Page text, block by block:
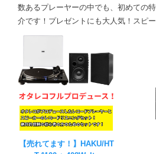
数あるプレーヤーの中でも、初めての
介です！プレゼントにも大人気！スピ
【売れてます！】HAKU/HT